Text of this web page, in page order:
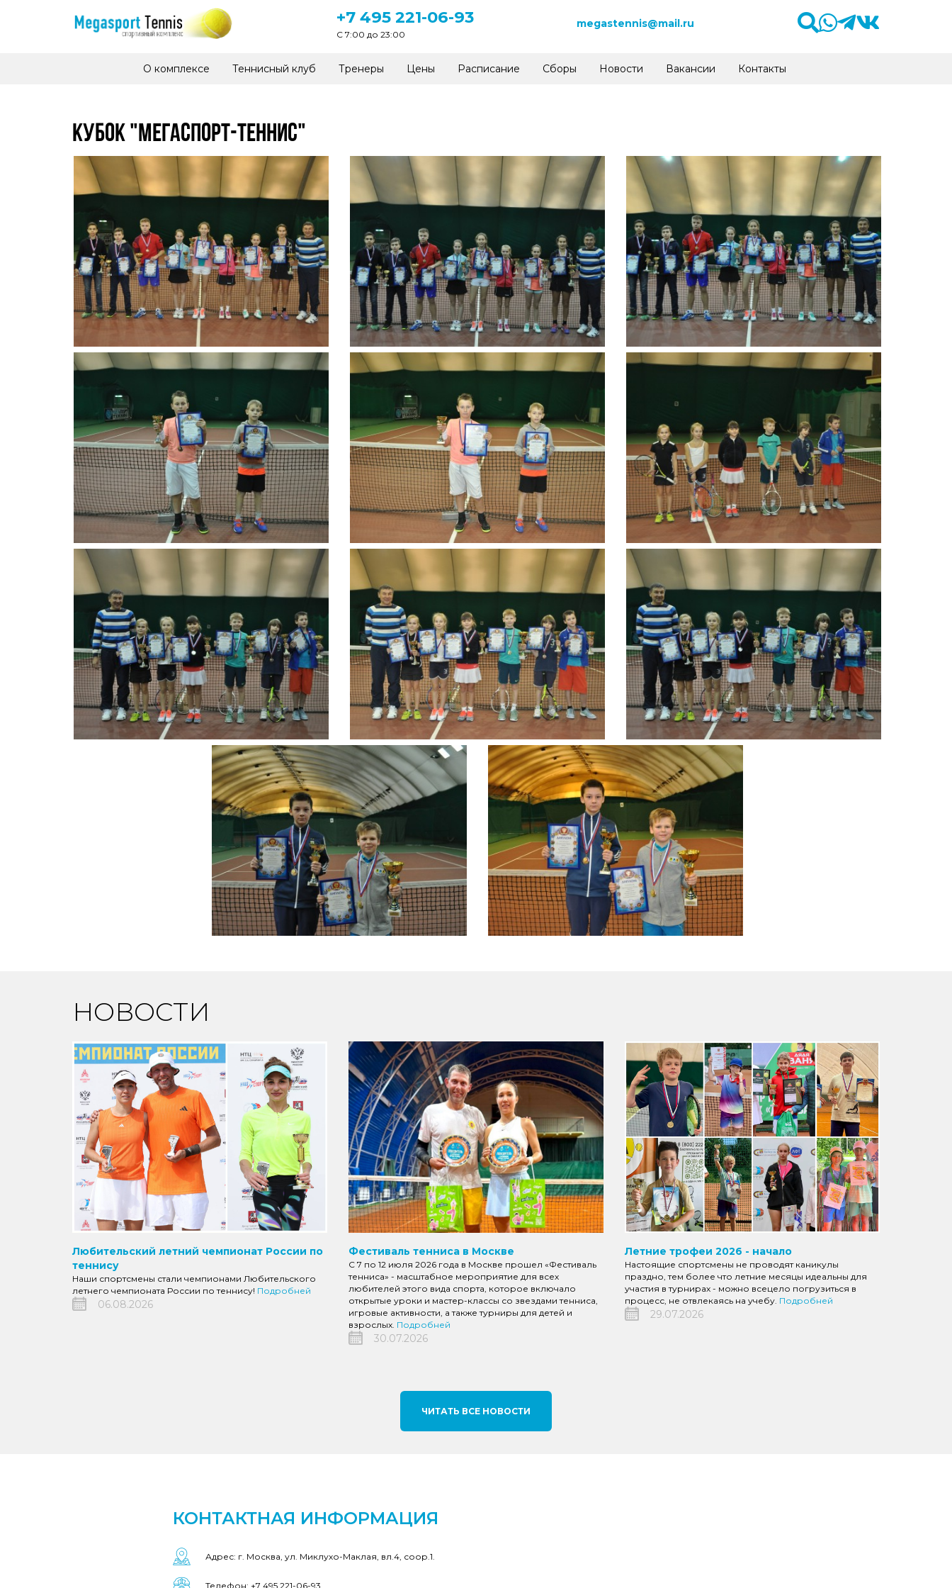
+7 495 221-06-93
C 7:00 до 23:00
megastennis@mail.ru
О комплексе Теннисный клуб Тренеры Цены Расписание Сборы Новости Вакансии Контакты
КУБОК "МЕГАСПОРТ-ТЕННИС"
НОВОСТИ
Любительский летний чемпионат России по
теннису
Наши спортсмены стали чемпионами Любительского
летнего чемпионата России по теннису! Подробней
06.08.2026
Фестиваль тенниса в Москве
С 7 по 12 июля 2026 года в Москве прошел «Фестиваль
тенниса» - масштабное мероприятие для всех
любителей этого вида спорта, которое включало
открытые уроки и мастер-классы со звездами тенниса,
игровые активности, а также турниры для детей и
взрослых. Подробней
30.07.2026
Летние трофеи 2026 - начало
Настоящие спортсмены не проводят каникулы
праздно, тем более что летние месяцы идеальны для
участия в турнирах - можно всецело погрузиться в
процесс, не отвлекаясь на учебу. Подробней
29.07.2026
ЧИТАТЬ ВСЕ НОВОСТИ
КОНТАКТНАЯ ИНФОРМАЦИЯ
Адрес: г. Москва, ул. Миклухо-Маклая, вл.4, соор.1.
Телефон: +7 495 221-06-93